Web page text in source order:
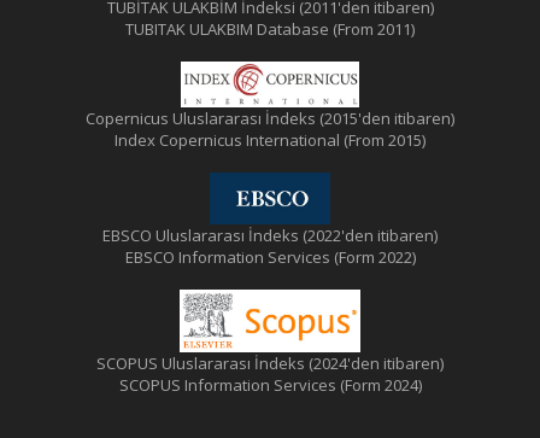
TÜBİTAK ULAKBİM İndeksi (2011'den itibaren)
TUBITAK ULAKBIM Database (From 2011)
Copernicus Uluslararası İndeks (2015'den itibaren)
Index Copernicus International (From 2015)
EBSCO Uluslararası İndeks (2022'den itibaren)
EBSCO Information Services (Form 2022)
SCOPUS Uluslararası İndeks (2024'den itibaren)
SCOPUS Information Services (Form 2024)